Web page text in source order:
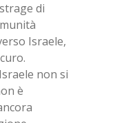
di
Israele,
non si
è